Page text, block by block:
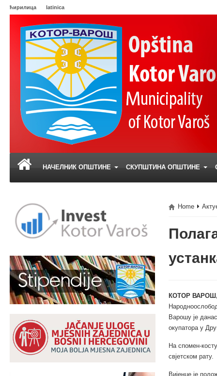
ћирилица latinica
НАЧЕЛНИК ОПШТИНЕ СКУПШТИНА ОПШТИНЕ
Home
КОТОР
Варошу је
окупатора у
На спомен-
свјетском рату.
Вијенце је